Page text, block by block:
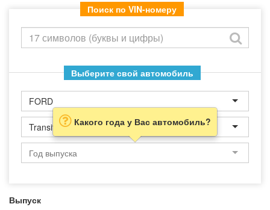
Поиск по VIN-номеру
Выберите свой автомобиль
FORD
Transit Какого года у Вас автомобиль?
Выпуск